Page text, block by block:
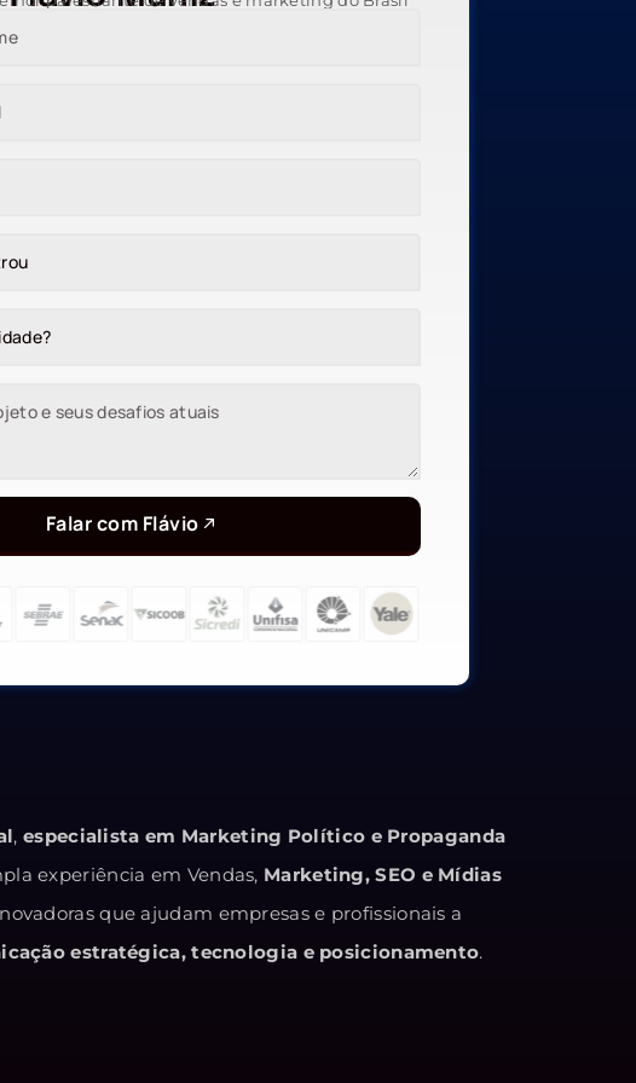
Falar com Flávio
,especialista em Marketing Político e Propaganda
experiência em Vendas, Marketing, SEO e Mídias
que ajudam empresas e profissionais a
estratégica, tecnologia e posicionamento.